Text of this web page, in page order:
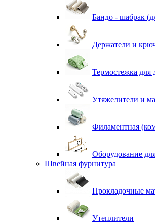
Бандо - шабрак
Держатели и
Термостежка для
Утяжелители и
Филаментная
Оборудование
Швейная фурнитура
Прокладочные
Утеплители